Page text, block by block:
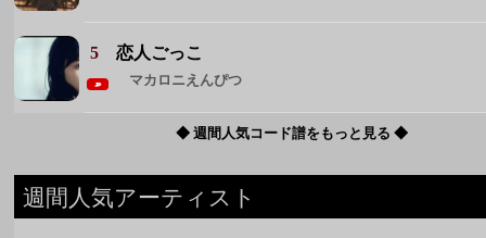
5恋人ごっこ
マカロニえんぴつ
◆ 週間人気コード譜をもっと見る ◆
週間人気アーティスト